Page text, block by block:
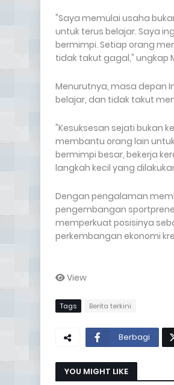
"Saya memulai usaha
untuk terus belajar. Saya
bermimpi. Setiap orang
tidak takut gagal," ungkap
Menurutnya, masa depan
belajar, dan tidak takut
"Kesuksesan sejati bukan
membantu orang lain
bermimpi besar, bekerja
langkah kecil yang
Dengan pengalaman
pengembangan
memperkuat posisinya
perkembangan ekonomi
View
Tags Berita terkini
Berbagi
YOU MIGHT LIKE